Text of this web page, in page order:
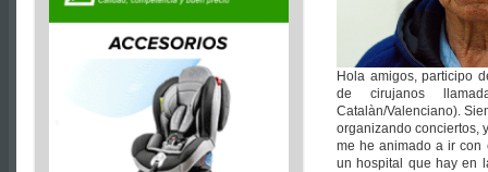
Hola amigos, participo
de cirujanos
Catalàn/Valenciano).
organizando conciertos,
me he animado a ir con
un hospital que hay en